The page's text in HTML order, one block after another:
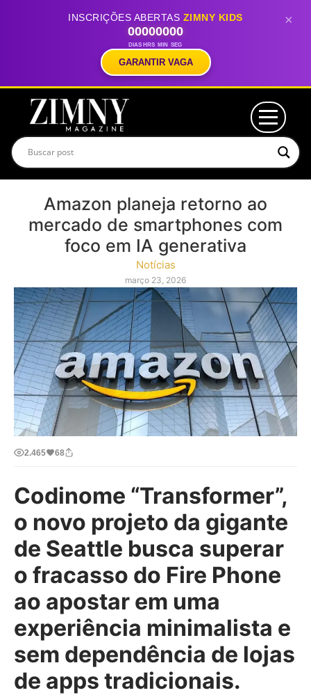
INSCRIÇÕES ABERTAS ZIMNY KIDS
00
DIAS
00
HRS
00
MIN
00
SEG
GARANTIR VAGA
×
Amazon planeja retorno ao
mercado de smartphones com
foco em IA generativa
Notícias
março 23, 2026
2.465 68
Codinome “Transformer”,
o novo projeto da gigante
de Seattle busca superar
o fracasso do Fire Phone
ao apostar em uma
experiência minimalista e
sem dependência de lojas
de apps tradicionais.